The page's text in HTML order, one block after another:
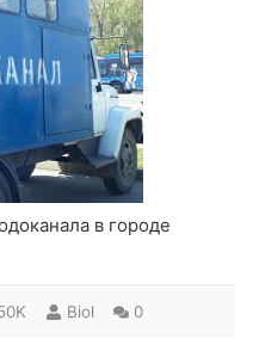
в городе
Biol 0